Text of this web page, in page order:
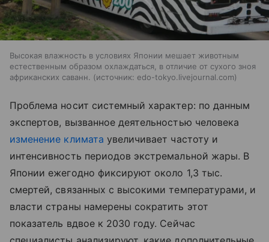
Высокая влажность в условиях Японии мешает животным
естественным образом охлаждаться, в отличие от сухого зноя
африканских саванн.
источник: edo-tokyo.livejournal.com
Проблема носит системный характер: по данным
экспертов, вызванное деятельностью человека
изменение климата увеличивает частоту и
интенсивность периодов экстремальной жары. В
Японии ежегодно фиксируют около 1,3 тыс.
смертей, связанных с высокими температурами, и
власти страны намерены сократить этот
показатель вдвое к 2030 году. Сейчас